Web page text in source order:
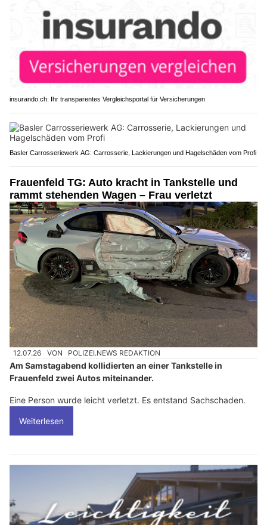
insurando.ch: Ihr transparentes Vergleichsportal für Versicherungen
Basler Carrosseriewerk AG: Carrosserie, Lackierungen und Hagelschäden vom Profi
Frauenfeld TG: Auto kracht in Tankstelle und
rammt stehenden Wagen – Frau verletzt
12.07.26 VON POLIZEI.NEWS REDAKTION
Am Samstagabend kollidierten an einer Tankstelle in
Frauenfeld zwei Autos miteinander.
Eine Person wurde leicht verletzt. Es entstand Sachschaden.
Weiterlesen